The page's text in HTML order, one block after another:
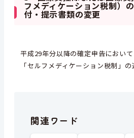
フメディケーション税制）
付・提示書類の変更
平成29年分以降の確定申告におい
「セルフメディケーション税制」の
関連ワード